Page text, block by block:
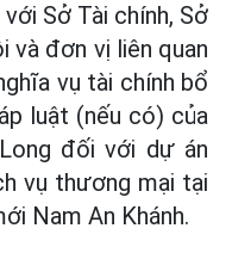
Sở Tài chính, Sở
và đơn vị liên quan
vụ tài chính bổ
luật (nếu có) của
đối với dự án
vụ thương mại tại
Nam An Khánh.